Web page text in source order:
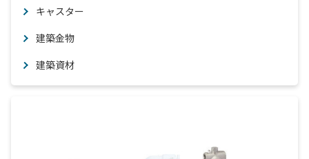
キャスター
建築金物
建築資材